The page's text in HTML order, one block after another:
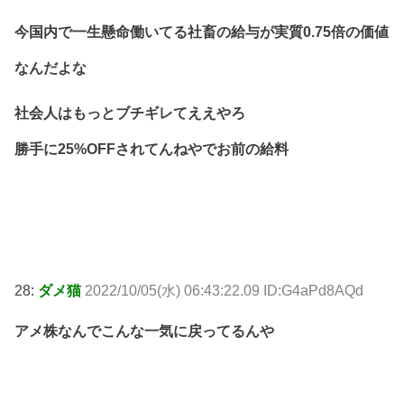
今国内で一生懸命働いてる社畜の給与が実質0.75倍の価値
なんだよな
社会人はもっとブチギレてええやろ
勝手に25%OFFされてんねやでお前の給料
28: ダメ猫 2022/10/05(水) 06:43:22.09 ID:G4aPd8AQd
アメ株なんでこんな一気に戻ってるんや